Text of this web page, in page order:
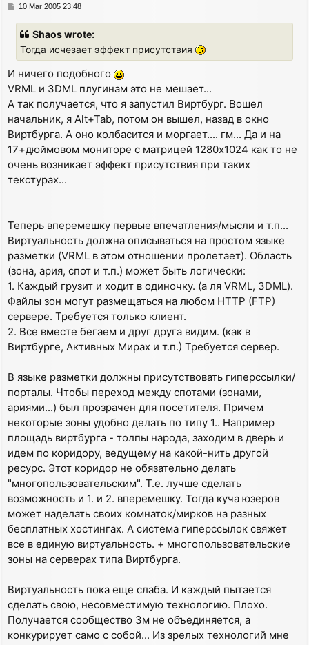
P10 Mar 2005 23:48
Shaos wrote:
Тогда исчезает эффект присутствия
И ничего подобного
VRML и 3DML плугинам это не мешает...
А так получается, что я запустил Виртбург. Вошел
начальник, я Alt+Tab, потом он вышел, назад в окно
Виртбурга. А оно колбасится и моргает.... гм... Да и на
17+дюймовом мониторе с матрицей 1280х1024 как то не
очень возникает эффект присутствия при таких
текстурах...
Теперь вперемешку первые впечатления/мысли и т.п...
Виртуальность должна описываться на простом языке
разметки (VRML в этом отношении пролетает). Область
(зона, ария, спот и т.п.) может быть логически:
1. Каждый грузит и ходит в одиночку. (а ля VRML, 3DML).
Файлы зон могут размещаться на любом HTTP (FTP)
сервере. Требуется только клиент.
2. Все вместе бегаем и друг друга видим. (как в
Виртбурге, Активных Мирах и т.п.) Требуется сервер.
В языке разметки должны присутствовать гиперссылки/
порталы. Чтобы переход между спотами (зонами,
ариями...) был прозрачен для посетителя. Причем
некоторые зоны удобно делать по типу 1.. Например
площадь виртбурга - толпы народа, заходим в дверь и
идем по коридору, ведущему на какой-нить другой
ресурс. Этот коридор не обязательно делать
"многопользовательским". Т.е. лучше сделать
возможность и 1. и 2. вперемешку. Тогда куча юзеров
может наделать своих комнаток/мирков на разных
бесплатных хостингах. А система гиперссылок свяжет
все в единую виртуальность. + многопользовательские
зоны на серверах типа Виртбурга.
Виртуальность пока еще слаба. И каждый пытается
сделать свою, несовместимую технологию. Плохо.
Получается сообщество 3м не объединяется, а
конкурирует само с собой... Из зрелых технологий мне